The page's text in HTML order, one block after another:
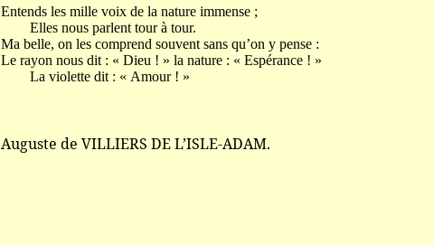
Entends les mille voix de la nature immense ;
Elles nous parlent tour à tour.
Ma belle, on les comprend souvent sans qu’on y pense :
Le rayon nous dit : « Dieu ! » la nature : « Espérance ! »
La violette dit : « Amour ! »
Auguste de VILLIERS DE L’ISLE-ADAM.